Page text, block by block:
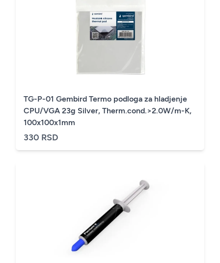
TG-P-01 Gembird Termo podloga za hladjenje
CPU/VGA 23g Silver, Therm.cond.>2.0W/m-K,
100x100x1mm
330 RSD